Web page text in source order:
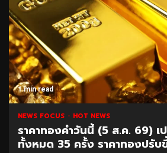
1 min read
NEWS FOCUS HOT NEWS
ราคาทองคำวันนี้ (5 ส.ค. 69)
ทั้งหมด 35 ครั้ง ราคาทองปรับ